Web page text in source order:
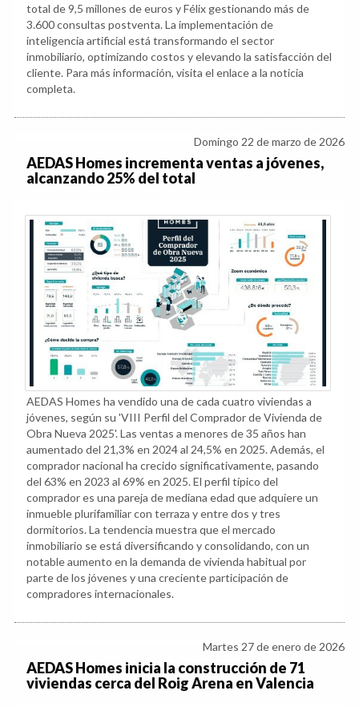
total de 9,5 millones de euros y Félix gestionando más de
3.600 consultas postventa. La implementación de
inteligencia artificial está transformando el sector
inmobiliario, optimizando costos y elevando la satisfacción del
cliente. Para más información, visita el enlace a la noticia
completa.
Domingo 22 de marzo de 2026
AEDAS Homes incrementa ventas a jóvenes,
alcanzando 25% del total
AEDAS Homes ha vendido una de cada cuatro viviendas a
jóvenes, según su 'VIII Perfil del Comprador de Vivienda de
Obra Nueva 2025'. Las ventas a menores de 35 años han
aumentado del 21,3% en 2024 al 24,5% en 2025. Además, el
comprador nacional ha crecido significativamente, pasando
del 63% en 2023 al 69% en 2025. El perfil típico del
comprador es una pareja de mediana edad que adquiere un
inmueble plurifamiliar con terraza y entre dos y tres
dormitorios. La tendencia muestra que el mercado
inmobiliario se está diversificando y consolidando, con un
notable aumento en la demanda de vivienda habitual por
parte de los jóvenes y una creciente participación de
compradores internacionales.
Martes 27 de enero de 2026
AEDAS Homes inicia la construcción de 71
viviendas cerca del Roig Arena en Valencia